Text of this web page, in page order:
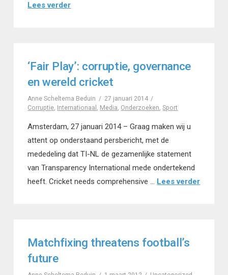
Lees verder
‘Fair Play’: corruptie, governance
en wereld cricket
Anne Scheltema Beduin
27 januari 2014
Corruptie, Internationaal , Media, Onderzoeken,Sport
Amsterdam, 27 januari 2014 – Graag maken wij u
attent op onderstaand persbericht, met de
mededeling dat TI-NL de gezamenlijke statement
van Transparency International mede ondertekend
heeft. Cricket needs comprehensive … Lees verder
Matchfixing threatens football’s
future